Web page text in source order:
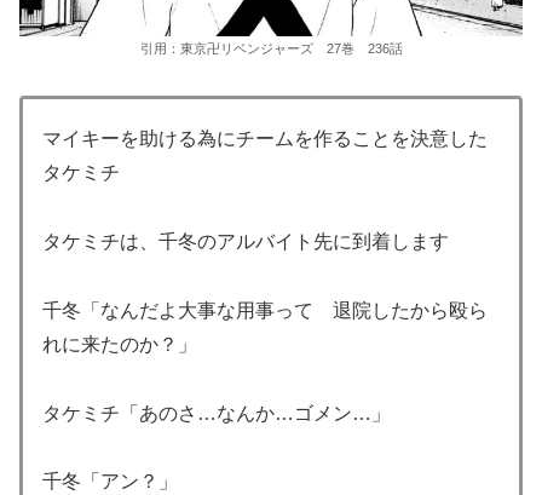
引用：東京卍リベンジャーズ 27巻 236話
マイキーを助ける為にチームを作ることを決意した
タケミチ
タケミチは、千冬のアルバイト先に到着します
千冬「なんだよ大事な用事って 退院したから殴ら
れに来たのか？」
タケミチ「あのさ…なんか…ゴメン…」
千冬「アン？」